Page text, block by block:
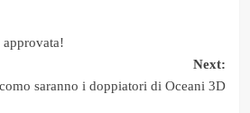
Next:
saranno i doppiatori di Oceani 3D